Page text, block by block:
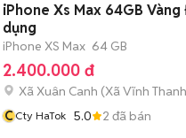
iPhone Xs Max 64GB Vàng
dụng
iPhone XS Max 64 GB
2.400.000 đ
Xã Xuân Canh (Xã Vĩnh Thanh
CCty HaTok 5.0 2 đã bán